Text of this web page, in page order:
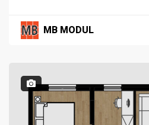
MB MODUL